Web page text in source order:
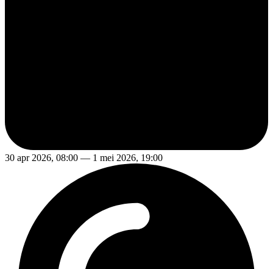
30 apr 2026, 08:00 — 1 mei 2026, 19:00